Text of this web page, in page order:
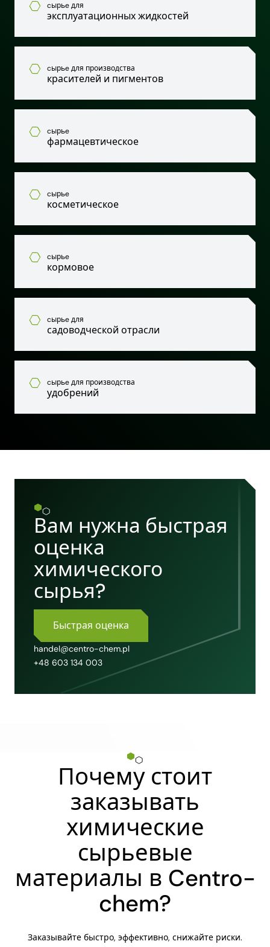
cырьe для
эксплуатационных жидкостей
cырьe для производства
красителей и пигментов
cырьe
фармацевтическое
cырьe
косметическое
cырьe
кормовое
cырьe для
садоводческой отрасли
cырьe для производства
удобрений
Вам нужна быстрая
оценка
химического
сырья?
Быстрая оценка
handel@centro-chem.pl
+48 603 134 003
Почему стоит
заказывать
химические
сырьевые
материалы в Centro-
chem?
Заказывайте быстро, эффективно, снижайте риски.